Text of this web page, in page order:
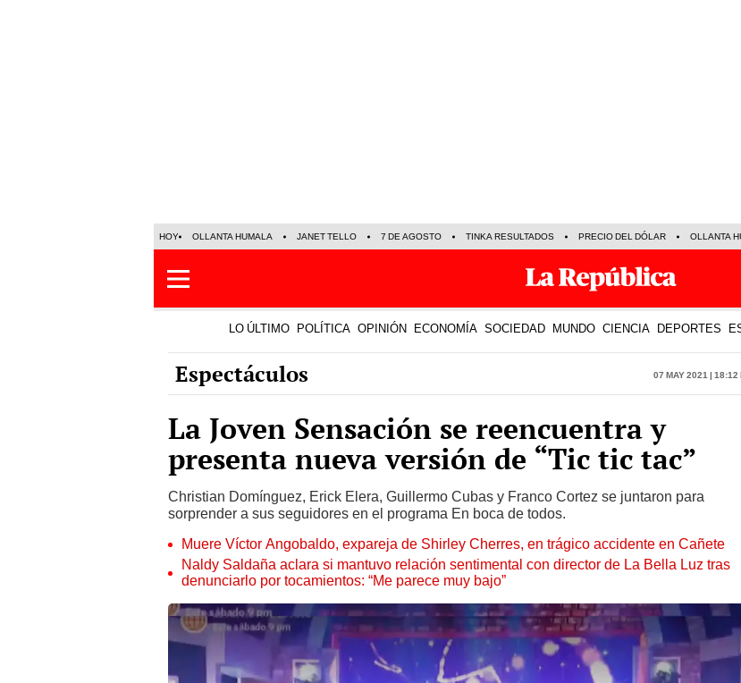
HOY OLLANTA HUMALA JANET TELLO 7 DE AGOSTO TINKA RESULTADOS PRECIO DEL DÓLAR OLLANTA
LO ÚLTIMO POLÍTICA OPINIÓN ECONOMÍA SOCIEDAD MUNDO CIENCIA DEPORTES
Espectáculos 07 May 2021 | 18:12
La Joven Sensación se reencuentra y
presenta nueva versión de “Tic tic tac”
Christian Domínguez, Erick Elera, Guillermo Cubas y Franco Cortez se juntaron para
sorprender a sus seguidores en el programa En boca de todos.
Muere Víctor Angobaldo, expareja de Shirley Cherres, en trágico accidente en Cañete
Naldy Saldaña aclara si mantuvo relación sentimental con director de La Bella Luz tras
denunciarlo por tocamientos: “Me parece muy bajo”